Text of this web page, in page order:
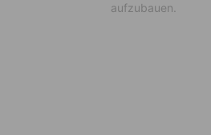
aufzubauen.